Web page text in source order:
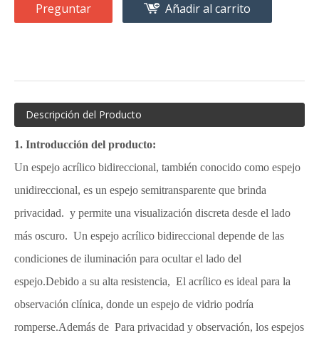
Preguntar Añadir al carrito
Descripción del Producto
1. Introducción del producto:
Un espejo acrílico bidireccional, también conocido como espejo
unidireccional, es un espejo semitransparente que brinda
privacidad. y permite una visualización discreta desde el lado
más oscuro. Un espejo acrílico bidireccional depende de las
condiciones de iluminación para ocultar el lado del
espejo.Debido a su alta resistencia, El acrílico es ideal para la
observación clínica, donde un espejo de vidrio podría
romperse.Además de Para privacidad y observación, los espejos